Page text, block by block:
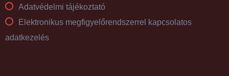
Adatvédelmi tájékoztató
Elektronikus megfigyelőrendszerrel kapcsolatos
adatkezelés